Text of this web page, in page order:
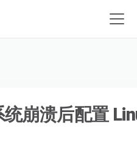
崩溃后配置